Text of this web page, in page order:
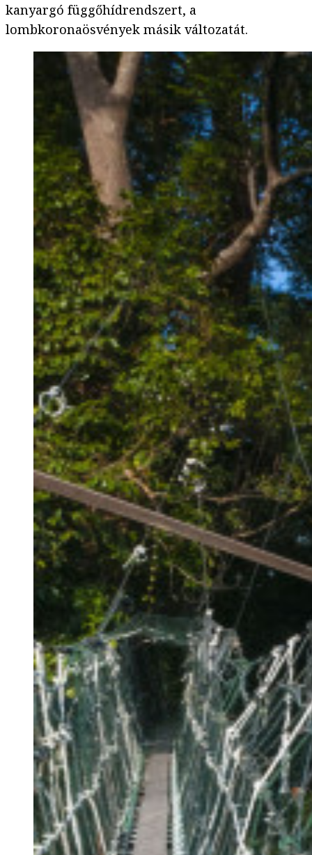
kanyargó függőhídrendszert, a
lombkoronaösvények másik változatát.